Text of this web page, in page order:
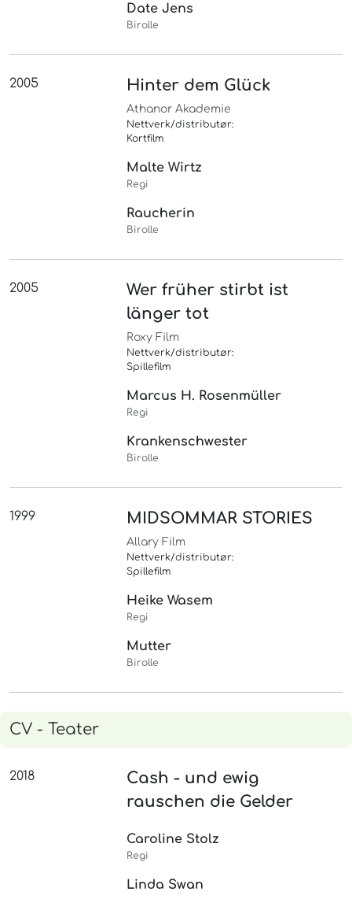
Date Jens
Birolle
2005 Hinter dem Glück
Athanor Akademie
Nettverk/distributør:
Kortfilm
Malte Wirtz
Regi
Raucherin
Birolle
2005
Wer früher stirbt ist
länger tot
Roxy Film
Nettverk/distributør:
Spillefilm
Marcus H. Rosenmüller
Regi
Krankenschwester
Birolle
1999 MIDSOMMAR STORIES
Allary Film
Nettverk/distributør:
Spillefilm
Heike Wasem
Regi
Mutter
Birolle
CV - Teater
2018
Cash - und ewig
rauschen die Gelder
Caroline Stolz
Regi
Linda Swan